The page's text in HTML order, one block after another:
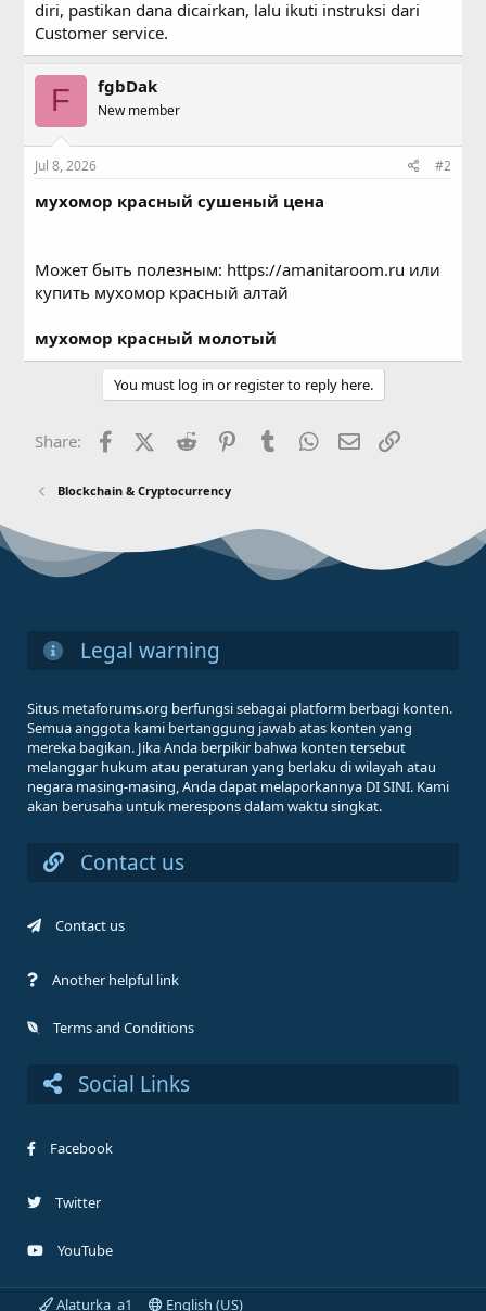
diri, pastikan dana dicairkan, lalu ikuti instruksi dari
Customer service.
F fgbDak
New member
Jul 8, 2026 #2
мухомор красный сушеный цена
Может быть полезным: https://amanitaroom.ru или
купить мухомор красный алтай
мухомор красный молотый
You must log in or register to reply here.
Share: FacebookX (Twitter)
Reddit PinterestTumblr WhatsApp
Email
Blockchain & Cryptocurrency
Legal warning
Situs metaforums.org berfungsi sebagai platform berbagi konten.
Semua anggota kami bertanggung jawab atas konten yang
mereka bagikan. Jika Anda berpikir bahwa konten tersebut
melanggar hukum atau peraturan yang berlaku di wilayah atau
negara masing-masing, Anda dapat melaporkannya DI SINI. Kami
akan berusaha untuk merespons dalam waktu singkat.
Contact us
Contact us
Another helpful link
Terms and Conditions
Social Links
Facebook
Twitter
YouTube
Alaturka_a1 English (US)